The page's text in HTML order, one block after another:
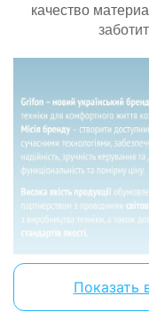
качество
Техника
Показать